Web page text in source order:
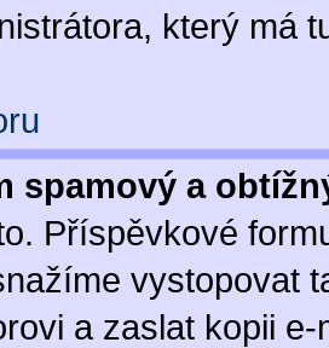
který má
spamový a
Příspěvkové
vystopovat
a zaslat kopii